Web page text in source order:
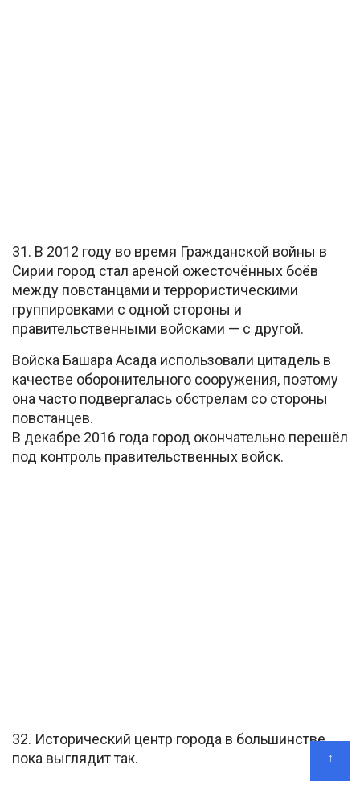
31. В 2012 году во время Гражданской войны в
Сирии город стал ареной ожесточённых боёв
между повстанцами и террористическими
группировками с одной стороны и
правительственными войсками — с другой.
Войска Башара Асада использовали цитадель в
качестве оборонительного сооружения, поэтому
она часто подвергалась обстрелам со стороны
повстанцев.
В декабре 2016 года город окончательно перешёл
под контроль правительственных войск.
32. Исторический центр города в большинстве
пока выглядит так.
↑